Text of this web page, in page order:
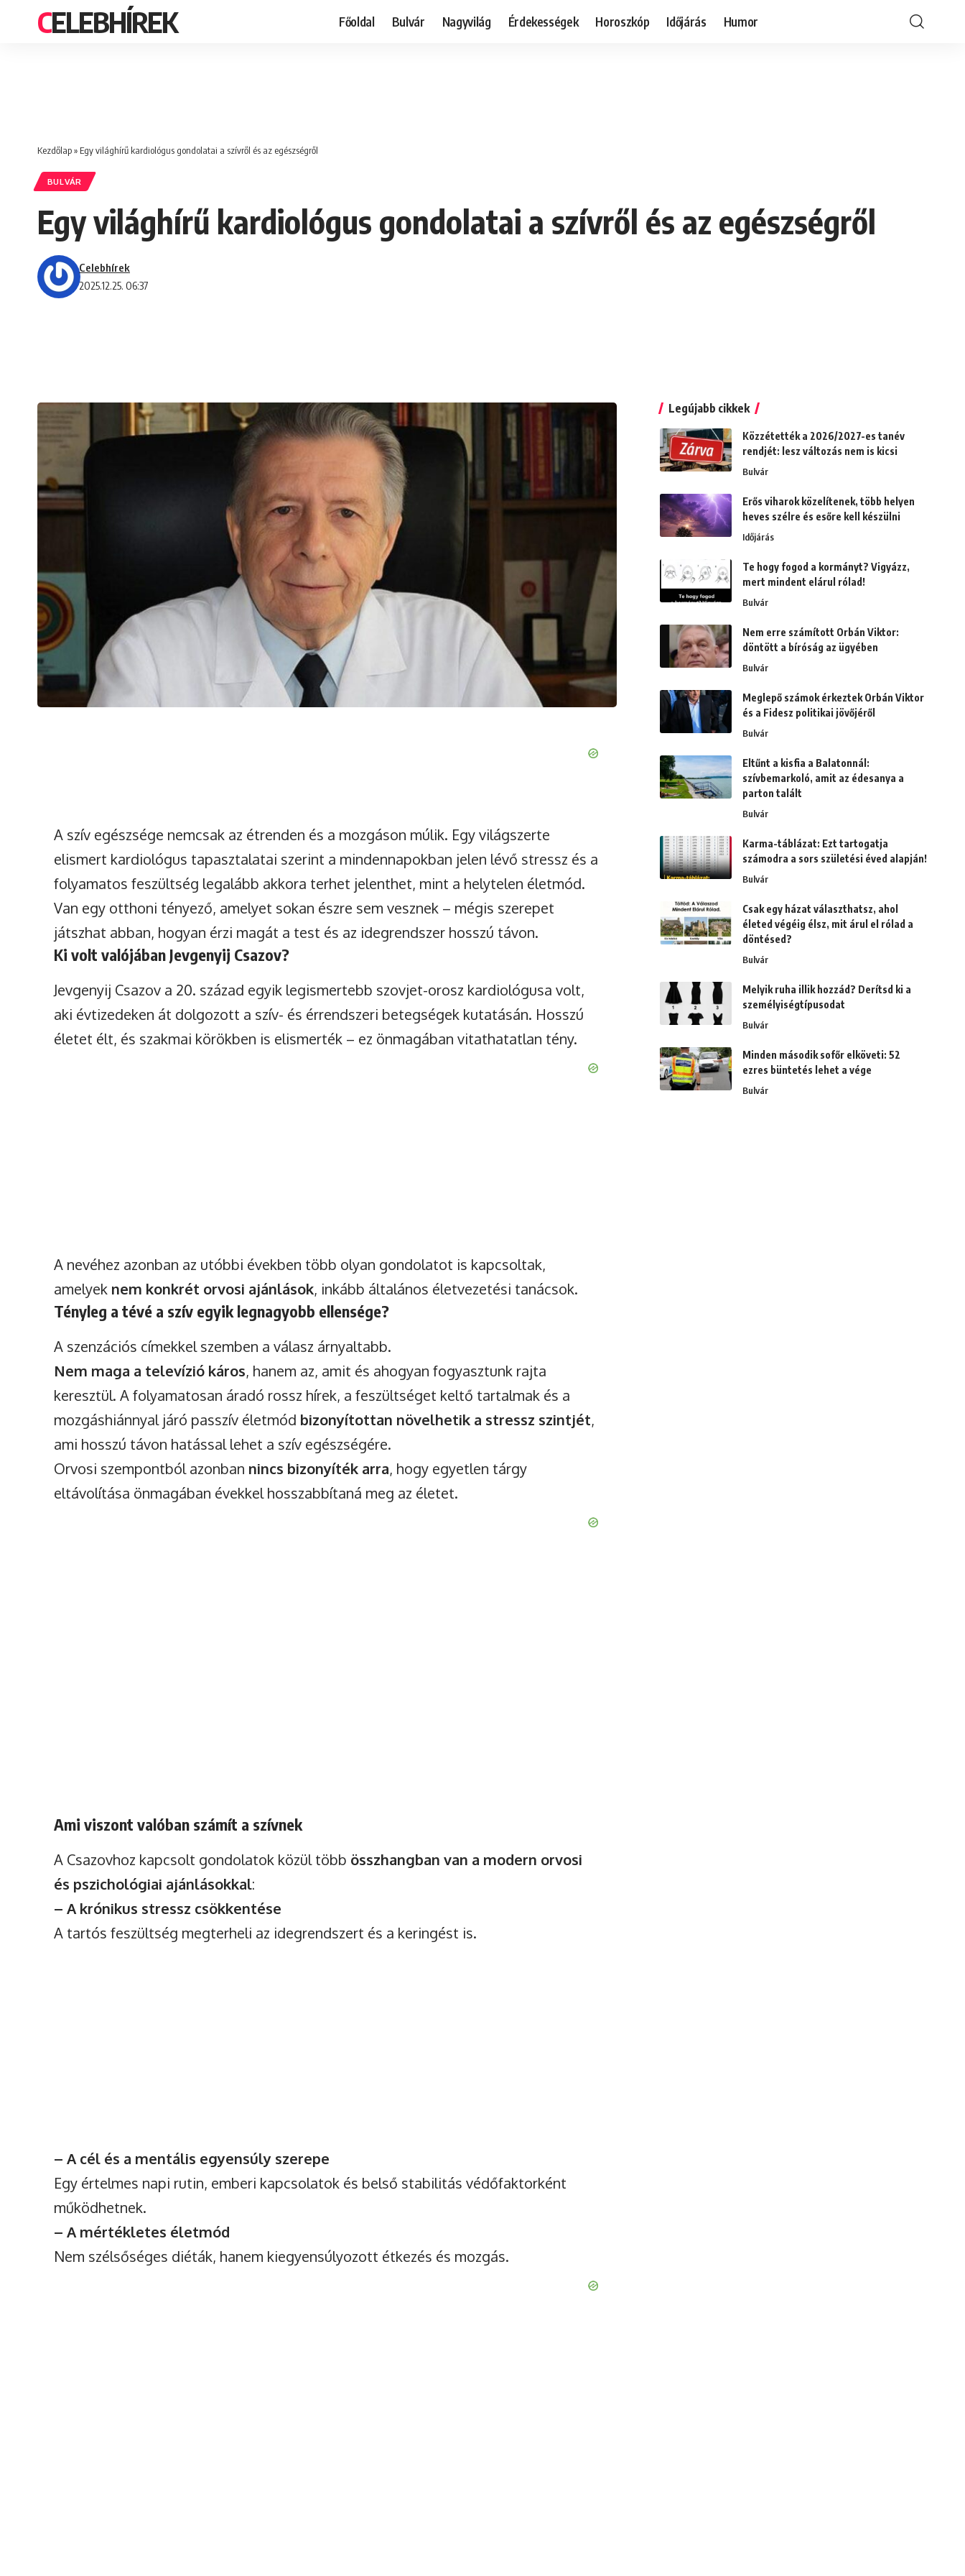
CELEBHÍREK Főoldal Bulvár Nagyvilág Érdekességek Horoszkóp Időjárás Humor
Kezdőlap» Egy világhírű kardiológus gondolatai a szívről és az egészségről
BULVÁR
Egy világhírű kardiológus gondolatai a szívről és az egészségről
2025.12.25. 06:37
Celebhírek
A szív egészsége nemcsak az étrenden és a mozgáson múlik. Egy világszerte
elismert kardiológus tapasztalatai szerint a mindennapokban jelen lévő stressz és a
folyamatos feszültség legalább akkora terhet jelenthet, mint a helytelen életmód.
Van egy otthoni tényező, amelyet sokan észre sem vesznek – mégis szerepet
játszhat abban, hogyan érzi magát a test és az idegrendszer hosszú távon.
Ki volt valójában Jevgenyij Csazov?
Jevgenyij Csazov a 20. század egyik legismertebb szovjet-orosz kardiológusa volt,
aki évtizedeken át dolgozott a szív- és érrendszeri betegségek kutatásán. Hosszú
életet élt, és szakmai körökben is elismerték – ez önmagában vitathatatlan tény.
A nevéhez azonban az utóbbi években több olyan gondolatot is kapcsoltak,
amelyek nem konkrét orvosi ajánlások, inkább általános életvezetési tanácsok.
Tényleg a tévé a szív egyik legnagyobb ellensége?
A szenzációs címekkel szemben a válasz árnyaltabb.
Nem maga a televízió káros, hanem az, amit és ahogyan fogyasztunk rajta
keresztül. A folyamatosan áradó rossz hírek, a feszültséget keltő tartalmak és a
mozgáshiánnyal járó passzív életmód bizonyítottan növelhetik a stressz szintjét,
ami hosszú távon hatással lehet a szív egészségére.
Orvosi szempontból azonban nincs bizonyíték arra, hogy egyetlen tárgy
eltávolítása önmagában évekkel hosszabbítaná meg az életet.
Ami viszont valóban számít a szívnek
A Csazovhoz kapcsolt gondolatok közül több összhangban van a modern orvosi
és pszichológiai ajánlásokkal:
– A krónikus stressz csökkentése
A tartós feszültség megterheli az idegrendszert és a keringést is.
– A cél és a mentális egyensúly szerepe
Egy értelmes napi rutin, emberi kapcsolatok és belső stabilitás védőfaktorként
működhetnek.
– A mértékletes életmód
Nem szélsőséges diéták, hanem kiegyensúlyozott étkezés és mozgás.
Legújabb cikkek
Közzétették a 2026/2027-es tanév
rendjét: lesz változás nem is kicsi
Bulvár
Erős viharok közelítenek, több helyen
heves szélre és esőre kell készülni
Időjárás
Te hogy fogod a kormányt? Vigyázz,
mert mindent elárul rólad!
Bulvár
Nem erre számított Orbán Viktor:
döntött a bíróság az ügyében
Bulvár
Meglepő számok érkeztek Orbán Viktor
és a Fidesz politikai jövőjéről
Bulvár
Eltűnt a kisfia a Balatonnál:
szívbemarkoló, amit az édesanya a
parton talált
Bulvár
Karma-táblázat: Ezt tartogatja
számodra a sors születési éved alapján!
Bulvár
Csak egy házat választhatsz, ahol
életed végéig élsz, mit árul el rólad a
döntésed?
Bulvár
Melyik ruha illik hozzád? Derítsd ki a
személyiségtípusodat
Bulvár
Minden második sofőr elköveti: 52
ezres büntetés lehet a vége
Bulvár